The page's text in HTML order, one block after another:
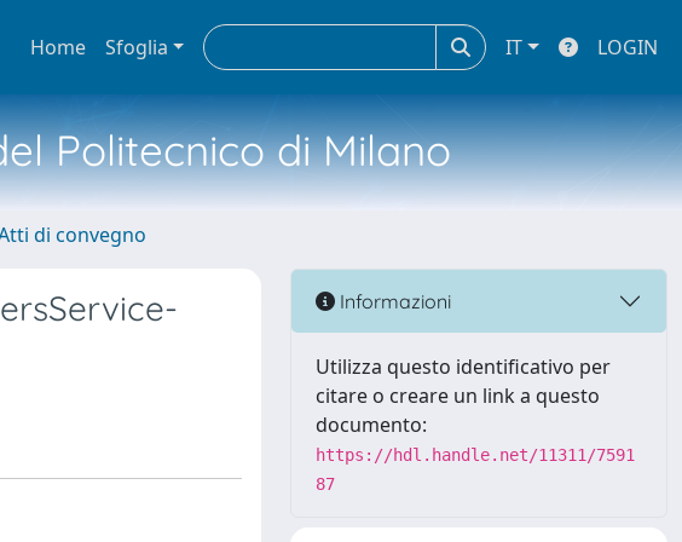
Home Sfoglia IT LOGIN
Politecnico di Milano
di convegno
Informazioni
Utilizza questo identificativo per
citare o creare un link a questo
documento:
https://hdl.handle.net/11311/7591
87